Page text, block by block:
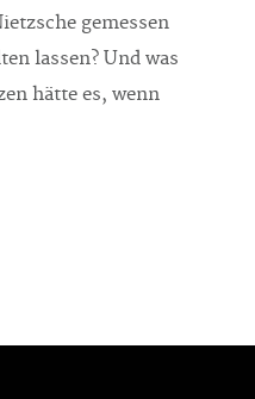
gemessen
lassen? Und was
hätte es, wenn